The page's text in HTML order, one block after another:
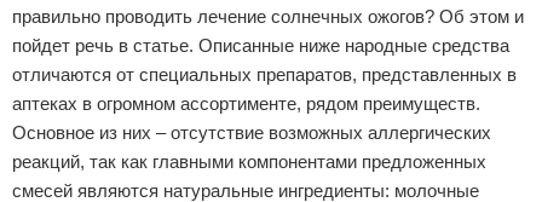
Личность
Условия предоставления информации
Отказ от ответственности
правильно проводить лечение солнечных ожогов? Об этом и
пойдет речь в статье. Описанные ниже народные средства
отличаются от специальных препаратов, представленных в
аптеках в огромном ассортименте, рядом преимуществ.
Основное из них – отсутствие возможных аллергических
реакций, так как главными компонентами предложенных
смесей являются натуральные ингредиенты: молочные